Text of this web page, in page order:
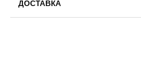
ДОСТАВКА
Пермь — бесплатно